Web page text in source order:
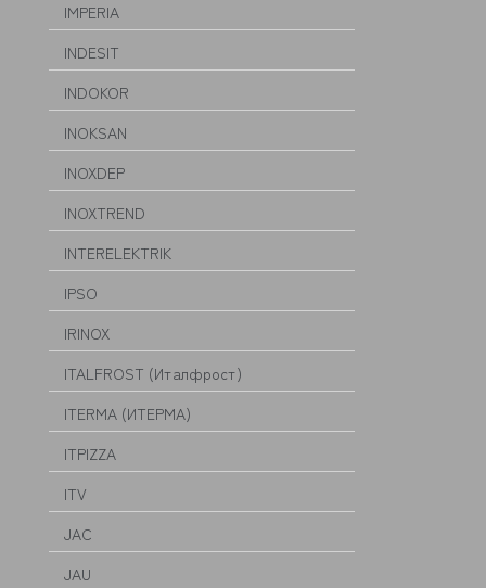
IMPERIA
INDESIT
INDOKOR
INOKSAN
INOXDEP
INOXTREND
INTERELEKTRIK
IPSO
IRINOX
ITALFROST (Италфрост)
ITERMA (ИТЕРМА)
ITPIZZA
ITV
JAC
JAU